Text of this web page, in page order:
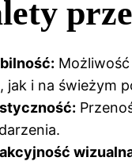
jak i na świeżym